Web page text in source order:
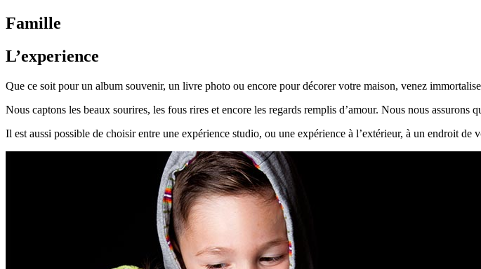
Famille
L’experience
Que ce soit pour un album souvenir, un livre photo ou encore pour décorer votre maison, venez
Nous captons les beaux sourires, les fous rires et encore les regards remplis d’amour. Nous nous
Il est aussi possible de choisir entre une expérience studio, ou une expérience à l’extérieur, à un endroit